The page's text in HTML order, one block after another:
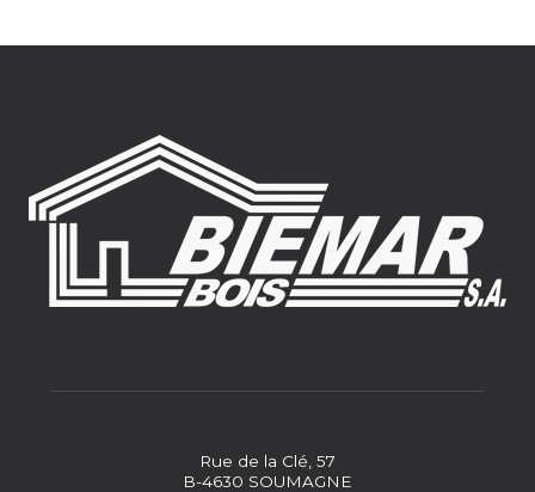
Rue de la Clé, 57
B-4630 SOUMAGNE